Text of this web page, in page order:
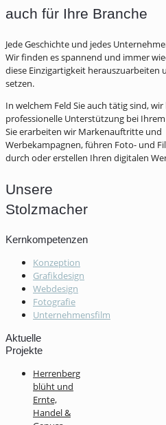
auch für Ihre Branche
Jede Geschichte und jedes
Wir finden es spannend und immer
diese Einzigartigkeit herauszuarbeiten
setzen.
In welchem Feld Sie auch tätig sind,
professionelle Unterstützung bei
Sie erarbeiten wir Markenauftritte und
Werbekampagnen, führen Foto- und
durch oder erstellen Ihren digitalen
Unsere
Stolzmacher
Kernkompetenzen
Konzeption
Grafikdesign
Webdesign
Fotografie
Unternehmensfilm
Aktuelle
Projekte
Herrenberg
blüht und
Ernte,
Handel &